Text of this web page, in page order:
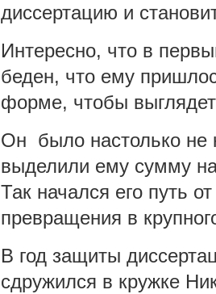
диссертацию и
Интересно, что в
беден, что ему
форме, чтобы
Он было настолько не
выделили ему сумму
Так начался его путь
превращения в
В год защиты
сдружился в кружке